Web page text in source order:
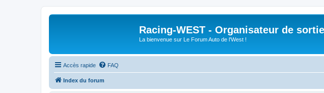
Racing-WEST - Organisateur de
La bienvenue sur Le Forum Auto de l'West !
Accès rapide FAQ
Index du forum